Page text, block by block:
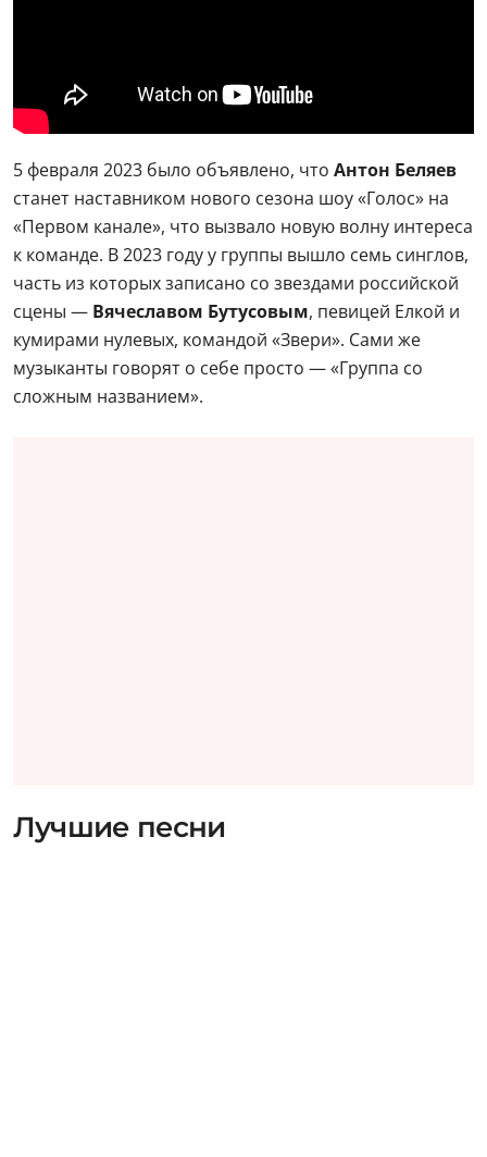
5 февраля 2023 было объявлено, что Антон Беляев
станет наставником нового сезона шоу «Голос» на
«Первом канале», что вызвало новую волну интереса
к команде. В 2023 году у группы вышло семь синглов,
часть из которых записано со звездами российской
сцены — Вячеславом Бутусовым, певицей Елкой и
кумирами нулевых, командой «Звери». Сами же
музыканты говорят о себе просто — «Группа со
сложным названием».
Лучшие песни